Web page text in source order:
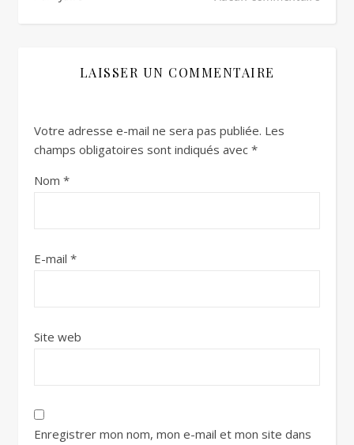
LAISSER UN COMMENTAIRE
Votre adresse e-mail ne sera pas publiée. Les
champs obligatoires sont indiqués avec *
Nom *
E-mail *
Site web
Enregistrer mon nom, mon e-mail et mon site dans